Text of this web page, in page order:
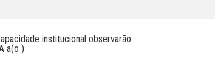
institucional observarão
a(o )